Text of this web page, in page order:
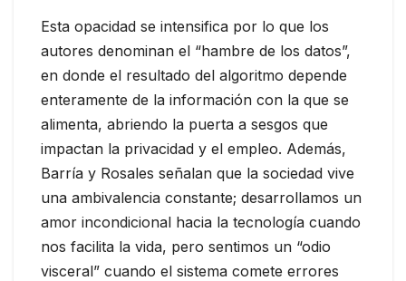
Esta opacidad se intensifica por lo que los
autores denominan el “hambre de los datos”,
en donde el resultado del algoritmo depende
enteramente de la información con la que se
alimenta, abriendo la puerta a sesgos que
impactan la privacidad y el empleo. Además,
Barría y Rosales señalan que la sociedad vive
una ambivalencia constante; desarrollamos un
amor incondicional hacia la tecnología cuando
nos facilita la vida, pero sentimos un “odio
visceral” cuando el sistema comete errores